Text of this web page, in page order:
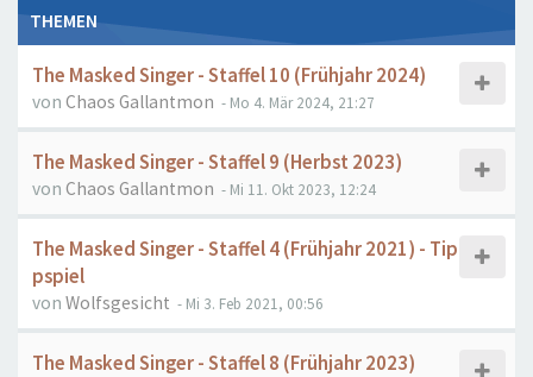
THEMEN
The Masked Singer - Staffel 10 (Frühjahr 2024)
von Chaos Gallantmon - Mo 4. Mär 2024, 21:27
The Masked Singer - Staffel 9 (Herbst 2023)
von Chaos Gallantmon - Mi 11. Okt 2023, 12:24
The Masked Singer - Staffel 4 (Frühjahr 2021) - Tip
pspiel
von Wolfsgesicht - Mi 3. Feb 2021, 00:56
The Masked Singer - Staffel 8 (Frühjahr 2023)